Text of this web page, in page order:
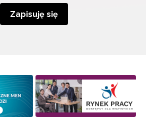
Zapisuję się